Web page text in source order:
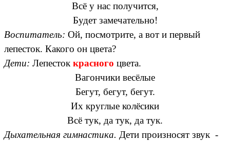
Всё у нас получится,
Будет замечательно!
Воспитатель: Ой, посмотрите, а вот и первый
лепесток. Какого он цвета?
Дети: Лепесток красного цвета.
Вагончики весёлые
Бегут, бегут, бегут.
Их круглые колёсики
Всё тук, да тук, да тук.
Дыхательная гимнастика. Дети произносят звук -